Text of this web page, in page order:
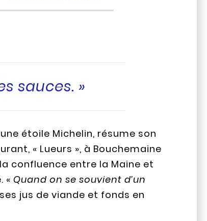
sauces. »
étoile Michelin, résume son
« Lueurs », à Bouchemaine
confluence entre la Maine et
« Quand on se souvient d’un
jus de viande et fonds en